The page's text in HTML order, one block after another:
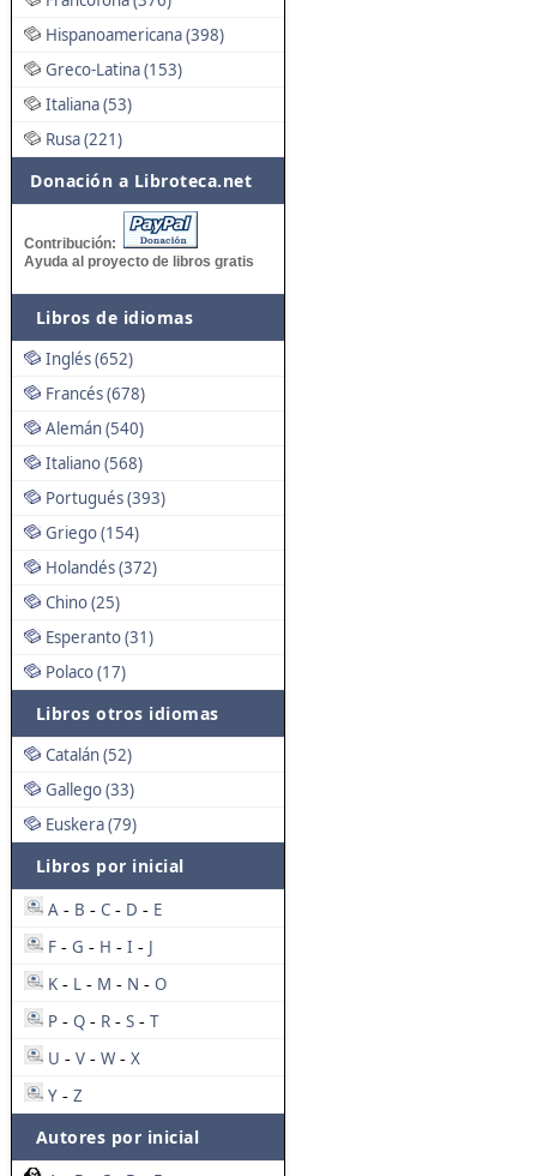
Hispanoamericana (398)
Greco-Latina (153)
Italiana (53)
Rusa (221)
Donación a Libroteca.net
Contribución:
Ayuda al proyecto de libros gratis
Libros de idiomas
Inglés (652)
Francés (678)
Alemán (540)
Italiano (568)
Portugués (393)
Griego (154)
Holandés (372)
Chino (25)
Esperanto (31)
Polaco (17)
Libros otros idiomas
Catalán (52)
Gallego (33)
Euskera (79)
Libros por inicial
A - B - C - D - E
F - G - H - I - J
K - L - M - N - O
P - Q - R - S - T
U - V - W - X
Y - Z
Autores por inicial